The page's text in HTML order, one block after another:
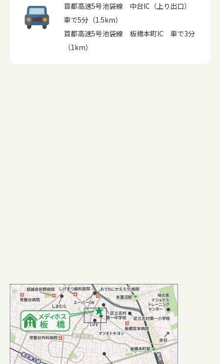
首都高速5号池袋線 中台IC（上り出口）
車で5分（1.5km）
首都高速5号池袋線 板橋本町IC 車で3分
（1km）